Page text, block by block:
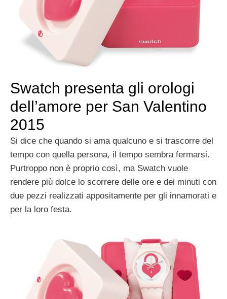
Swatch presenta gli orologi
dell’amore per San Valentino
2015
Si dice che quando si ama qualcuno e si trascorre del
tempo con quella persona, il tempo sembra fermarsi.
Purtroppo non è proprio così, ma Swatch vuole
rendere più dolce lo scorrere delle ore e dei minuti con
due pezzi realizzati appositamente per gli innamorati e
per la loro festa.